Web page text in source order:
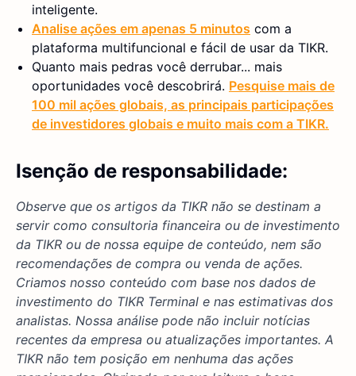
inteligente.
Analise ações em apenas 5 minutos com a
plataforma multifuncional e fácil de usar da TIKR.
Quanto mais pedras você derrubar... mais
oportunidades você descobrirá. Pesquise mais de
100 mil ações globais, as principais participações
de investidores globais e muito mais com a TIKR.
Isenção de responsabilidade:
Observe que os artigos da TIKR não se destinam a
servir como consultoria financeira ou de investimento
da TIKR ou de nossa equipe de conteúdo, nem são
recomendações de compra ou venda de ações.
Criamos nosso conteúdo com base nos dados de
investimento do TIKR Terminal e nas estimativas dos
analistas. Nossa análise pode não incluir notícias
recentes da empresa ou atualizações importantes. A
TIKR não tem posição em nenhuma das ações